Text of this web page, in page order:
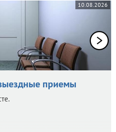
10.08.2026
приемы